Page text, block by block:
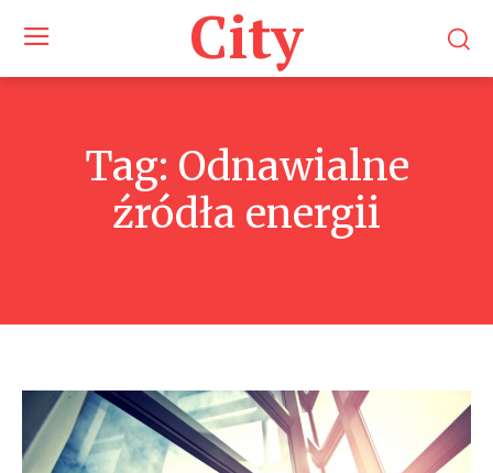
City
Tag: Odnawialne
źródła energii